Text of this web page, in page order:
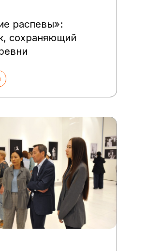
распевы»:
сохраняющий